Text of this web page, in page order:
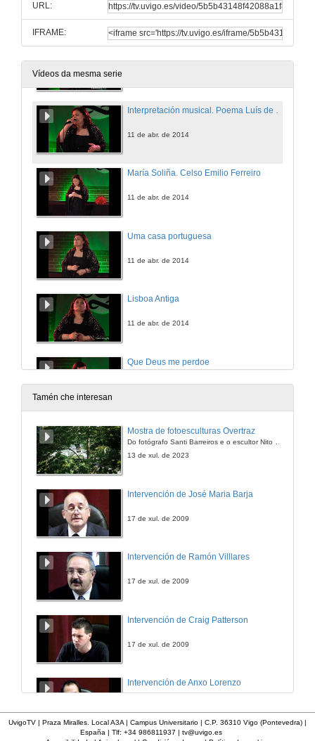
URL:
IFRAME:
Vídeos da mesma serie
María do Ceo. Concierto Congreso Internacional Lusocom
11 de abr. de 2014
María Soliña. Celso Emilio Ferreiro
11 de abr. de 2014
Uma casa portuguesa
11 de abr. de 2014
Lisboa Antiga
11 de abr. de 2014
Que Deus me perdoe
11 de abr. de 2014
Negra Sombra. Rosalía de Castro
Cheira bem cheira a Lisboa
Tamén che interesan
Mostra de fotoesculturas Overtraz
13 de xul. de 2023
Intervención de José Maria Barja
17 de xul. de 2009
Intervención de Ramón Villlares
17 de xul. de 2009
Intervención de Craig Patterson
17 de xul. de 2009
Intervención de Anxo Lorenzo
UvigoTV | Praza Miralles. Local A3A | Campus Universitario | C.P. 36310 Vigo (Pontevedra) |
España | Tlf: +34 986811937 | tv@uvigo.es